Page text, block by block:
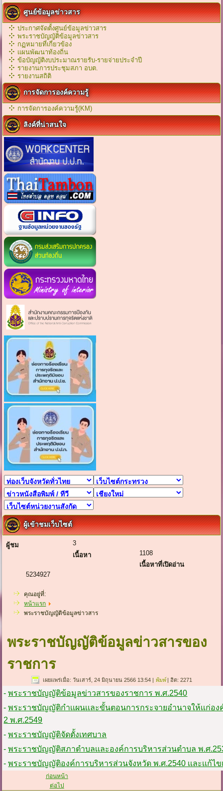
ศูนย์ข้อมูลข่าวสาร
ประกาศจัดตั้งศูนย์ข้อมูลข่าวสาร
พระราชบัญญัติข้อมูลข่าวสาร
กฏหมายที่เกี่ยวข้อง
เเผนพัฒนาท้องถิ่น
ข้อบัญญัติงบประมาณรายรับ-รายจ่ายประจำปี
รายงานการประชุมสภา อบต.
รายงานสถิติ
การจัดการองค์ความรู้
การจัดการองค์ความรู้(KM)
ลิงค์ที่น่าสนใจ
ผู้เข้าชมเว็บไซต์
ผู้ชม
3
เนื้อหา
1108
เนื้อหาที่เปิดอ่าน
5234927
คุณอยู่ที่:
หน้าแรก
พระราชบัญญัติข้อมูลข่าวสาร
พระราชบัญญัติข้อมูลข่าวสารของ
ราชการ
เผยแพร่เมื่อ: วันเสาร์, 24 มิถุนายน 2566 13:54 | พิมพ์ | ฮิต: 2271
-พระราชบัญญัติข้อมูลข่าวสารของราชการ พ.ศ.2540
-พระราชบัญญัติกำเเผนเเละขั้นตอนการกระจายอำนาจให้เเก่อ
2 พ.ศ.2549
-พระราชบัญญัติจัดตั้งเทศบาล
-พระราชบัญญัติสภาตำบลเเละองค์การบริหารส่วนตำบล พ.ศ
-พระราชบัญญัติองค์การบริหารส่วนจังหวัด พ.ศ.2540 เเละเเก้ไ
ก่อนหน้า
ต่อไป